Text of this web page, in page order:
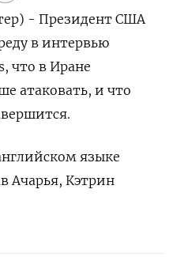
- ‌Президент США
‌в интервью
‌что ​в ‌Иране
​атаковать, ​и ‌что
⁠языке
Ачарья, ​Кэтрин